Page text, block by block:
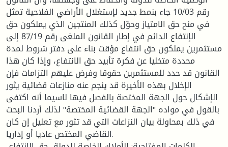
رقم 10/03 جاء بنمط جديد لإستغلال الأراضي الفلاحية تمثل
في منح حق الامتياز وحوّل كذلك المنتجين الذي يملكون حق
الإنتفاع الدائم في إطار القانون الملغى رقم 87/19 إلى
مستثمرين يملكون حق انتفاع مؤقت بناء على دفتر شروط لمدة
محددة متخليا عن فكرة تأبيد حق الانتفاع، وإذا كان هذا
القانون قد حدد للمستثمرين حقوقا وفرض عليهم التزامات فإن
الإخلال بهذه الأخيرة قد ينجم عنه منازعات قضائية يثور
الإشكال حول الجهة المختصة بالفصل فيها لاسيما أنه اكتفى
بالقول في مواده "الجهة القضائية المختصة" لذلك أردنا البحث
في ذلك بمحاولة بيان النزاعات التي قد تثور مع تعليل إن كان
القاضي المختص عاديا أو إداريا.